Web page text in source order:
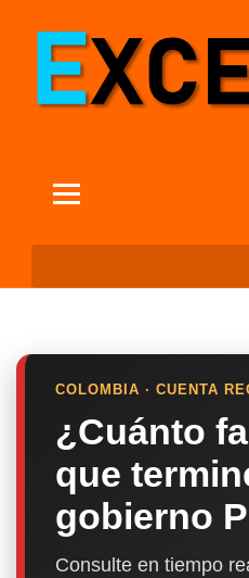
COLOMBIA · CUENTA
¿Cuánto
que
gobierno
Consulte en tiempo